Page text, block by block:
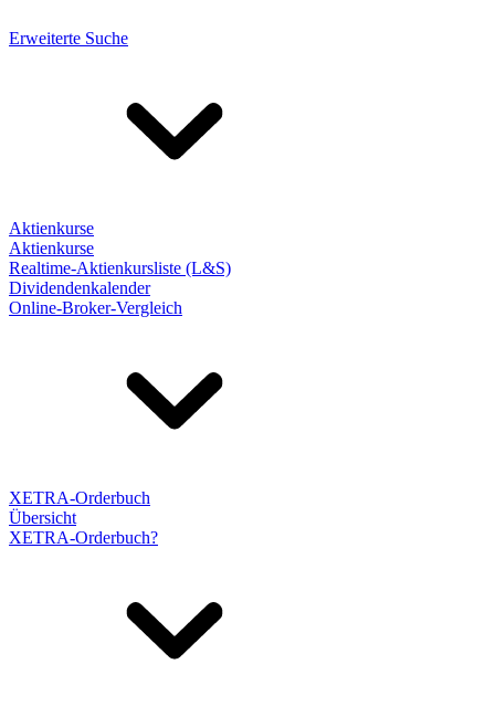
Erweiterte Suche
Aktienkurse
Aktienkurse
Realtime-Aktienkursliste (L&S)
Dividendenkalender
Online-Broker-Vergleich
XETRA-Orderbuch
Übersicht
XETRA-Orderbuch?